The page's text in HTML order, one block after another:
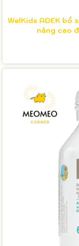
WelKids ADEK bổ
nâng cao